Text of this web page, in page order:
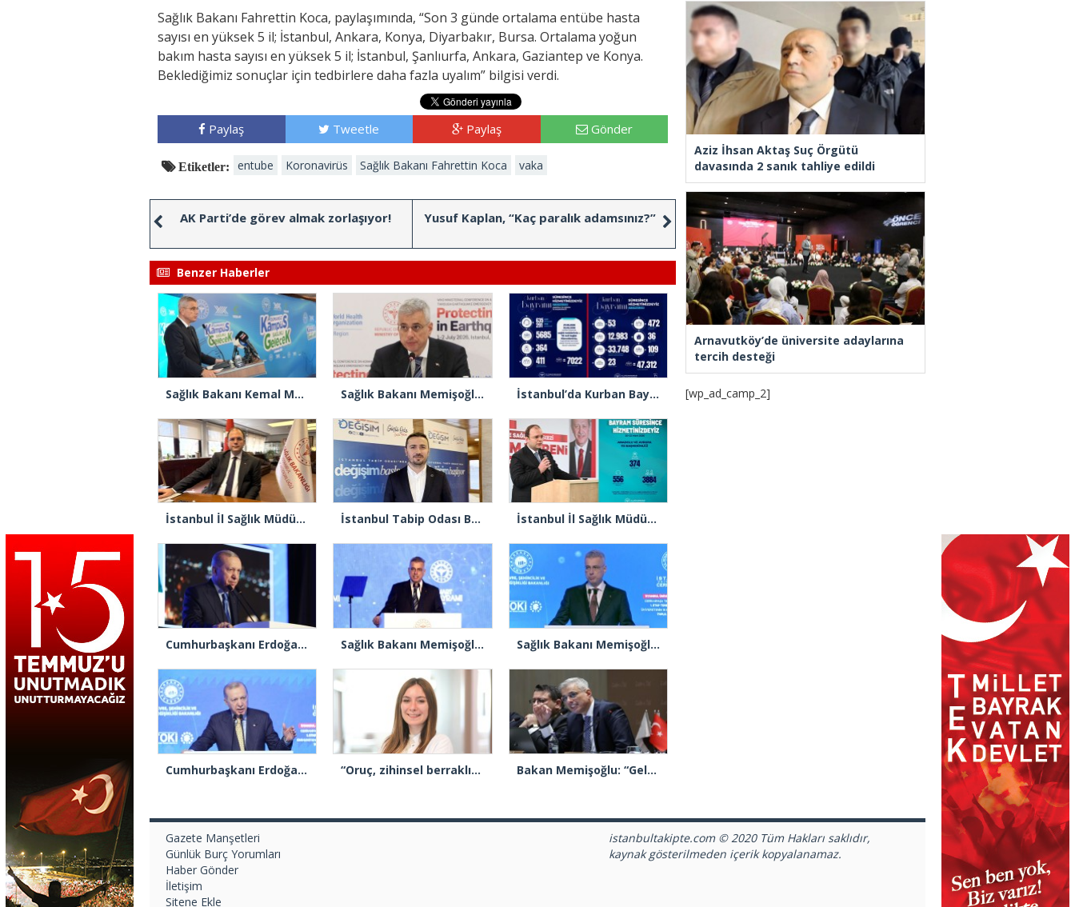
Sağlık Bakanı Fahrettin Koca, paylaşımında, “Son 3 günde ortalama entübe hasta
sayısı en yüksek 5 il; İstanbul, Ankara, Konya, Diyarbakır, Bursa. Ortalama yoğun
bakım hasta sayısı en yüksek 5 il; İstanbul, Şanlıurfa, Ankara, Gaziantep ve Konya.
Beklediğimiz sonuçlar için tedbirlere daha fazla uyalım” bilgisi verdi.
Paylaş Tweetle Paylaş Gönder
Etiketler: entube Koronavirüs Sağlık Bakanı Fahrettin Koca vaka
AK Parti’de görev almak zorlaşıyor! Yusuf Kaplan, “Kaç paralık adamsınız?”
Benzer Haberler
Sağlık Bakanı Kemal Memişoğlu, “Sigara akciğer kanserinde Türkiye’yi dünyada 1 numara yaptı” Sağlık Bakanı Memişoğlu: “Hedefimiz afetlere karşı hazırlıklı, dirençli ve sürdürülebilir bir sağlık sistemi inşa etmek” İstanbul’da Kurban Bayramı’nda 54 bin 334 sağlık personeli görev yapacak
İstanbul İl Sağlık Müdürü Güner’den ‘kızamık’ açıklaması: “Problemimiz yok, takipteyiz” İstanbul Tabip Odası Başkan Adayı Nedim Uzun: “Az konuşacağız çok icraat yapacağız” İstanbul İl Sağlık Müdürü Güner: “İstanbul genelinde toplam 48 bin 816 sağlık personelimiz bayram süresince görev başındadır”
Cumhurbaşkanı Erdoğan: ‘Sağlık sistemimiz bugün, hiç olmadığı kadar güçlüdür, dayanıklıdır’ Sağlık Bakanı Memişoğlu: “Sağlık hizmetleri, birer görev olmakla birlikte, birer sorumluluk ve emanet bilinci de taşımaktadır” Sağlık Bakanı Memişoğlu: “Sağlıklı Türkiye Yüzyılı hedefleri için gece gündüz çalışmaya devam ediyoruz”
Cumhurbaşkanı Erdoğan: “Atatürk’ün adını güya dillerinden düşürmeyenler, mirasına sahip çıkmadı” “Oruç, zihinsel berraklığı artırıyor” Bakan Memişoğlu: “Geleceğe yön veren bir sağlık sistemini inşa edeceğiz”
Aziz İhsan Aktaş Suç Örgütü
davasında 2 sanık tahliye edildi
Arnavutköy’de üniversite adaylarına
tercih desteği
[wp_ad_camp_2]
Gazete Manşetleri
Günlük Burç Yorumları
Haber Gönder
İletişim
Sitene Ekle
istanbultakipte.com © 2020 Tüm Hakları saklıdır,
kaynak gösterilmeden içerik kopyalanamaz.